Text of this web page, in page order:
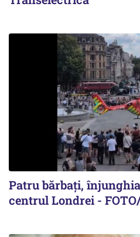
Patru bărbați,
centrul Londrei -